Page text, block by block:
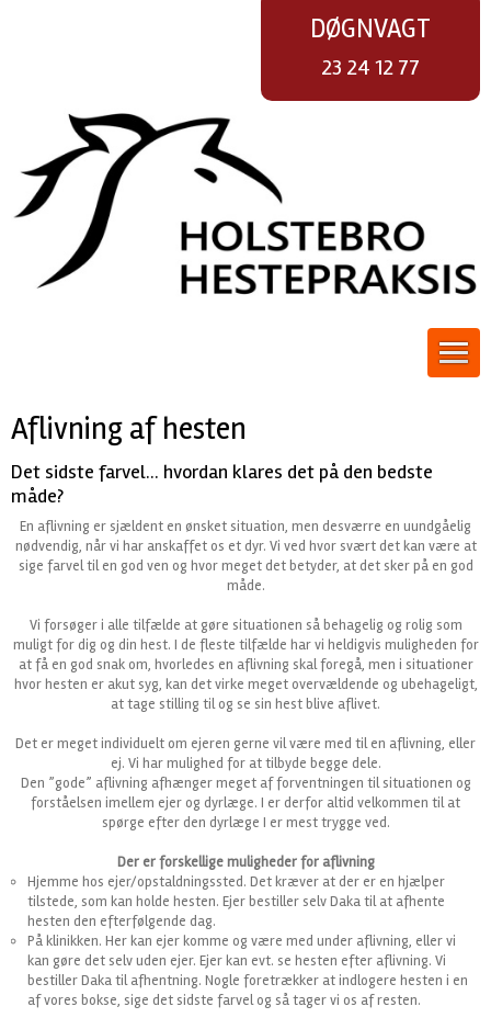
DØGNVAGT
23 24 12 77
Aflivning af hesten
Det sidste farvel... hvordan klares det på den bedste
måde?
En aflivning er sjældent en ønsket situation, men desværre en uundgåelig
nødvendig, når vi har anskaffet os et dyr. Vi ved hvor svært det kan være at
sige farvel til en god ven og hvor meget det betyder, at det sker på en god
måde.
Vi forsøger i alle tilfælde at gøre situationen så behagelig og rolig som
muligt for dig og din hest. I de fleste tilfælde har vi heldigvis muligheden for
at få en god snak om, hvorledes en aflivning skal foregå, men i situationer
hvor hesten er akut syg, kan det virke meget overvældende og ubehageligt,
at tage stilling til og se sin hest blive aflivet.
Det er meget individuelt om ejeren gerne vil være med til en aflivning, eller
ej. Vi har mulighed for at tilbyde begge dele.
Den ”gode” aflivning afhænger meget af forventningen til situationen og
forståelsen imellem ejer og dyrlæge. I er derfor altid velkommen til at
spørge efter den dyrlæge I er mest trygge ved.
Der er forskellige muligheder for aflivning
Hjemme hos ejer/opstaldningssted. Det kræver at der er en hjælper
tilstede, som kan holde hesten. Ejer bestiller selv Daka til at afhente
hesten den efterfølgende dag.
På klinikken. Her kan ejer komme og være med under aflivning, eller vi
kan gøre det selv uden ejer. Ejer kan evt. se hesten efter aflivning. Vi
bestiller Daka til afhentning. Nogle foretrækker at indlogere hesten i en
af vores bokse, sige det sidste farvel og så tager vi os af resten.